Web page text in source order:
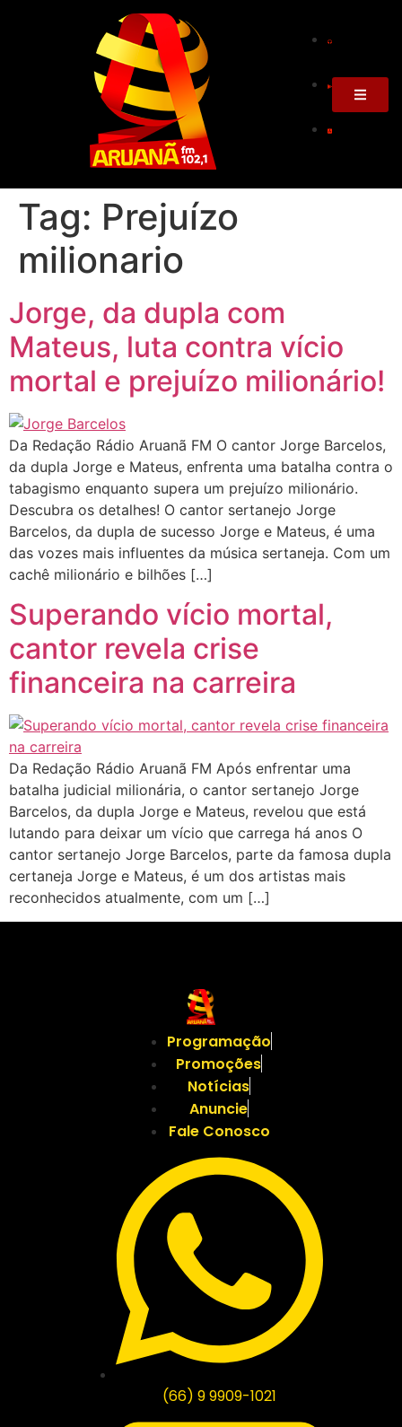
Tag: Prejuízo
milionario
Jorge, da dupla com
Mateus, luta contra vício
mortal e prejuízo milionário!
Da Redação Rádio Aruanã FM O cantor Jorge Barcelos,
da dupla Jorge e Mateus, enfrenta uma batalha contra o
tabagismo enquanto supera um prejuízo milionário.
Descubra os detalhes! O cantor sertanejo Jorge
Barcelos, da dupla de sucesso Jorge e Mateus, é uma
das vozes mais influentes da música sertaneja. Com um
cachê milionário e bilhões […]
Superando vício mortal,
cantor revela crise
financeira na carreira
Da Redação Rádio Aruanã FM Após enfrentar uma
batalha judicial milionária, o cantor sertanejo Jorge
Barcelos, da dupla Jorge e Mateus, revelou que está
lutando para deixar um vício que carrega há anos O
cantor sertanejo Jorge Barcelos, parte da famosa dupla
certaneja Jorge e Mateus, é um dos artistas mais
reconhecidos atualmente, com um […]
Programação
Promoções
Notícias
Anuncie
Fale Conosco
(66) 9 9909-1021